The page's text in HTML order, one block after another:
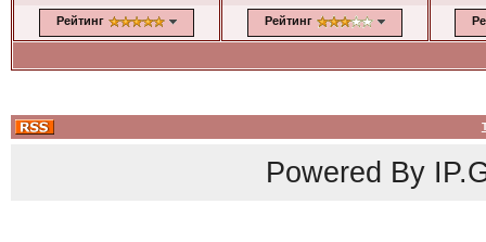
Рейтинг Рейтинг
Powered By